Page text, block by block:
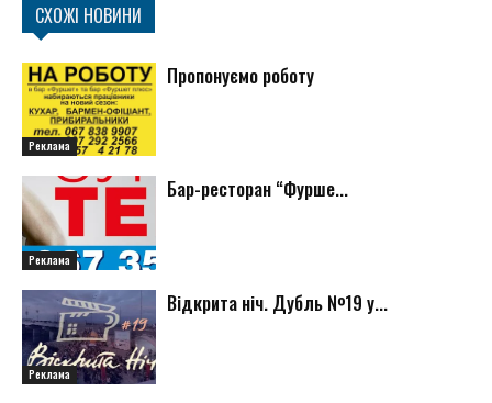
СХОЖІ НОВИНИ
Реклама
Пропонуємо роботу
Реклама
Бар-ресторан “Фурше...
Реклама
Відкрита ніч. Дубль №19 у...